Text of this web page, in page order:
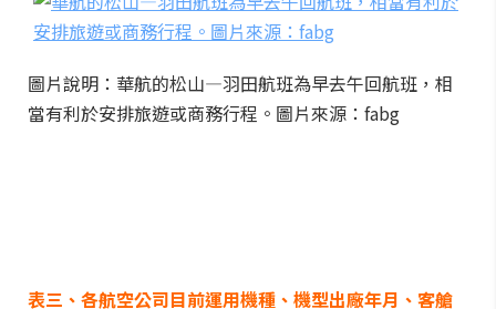
圖片說明：華航的松山—羽田航班為早去午回航班，相
當有利於安排旅遊或商務行程。圖片來源：fabg
表三、各航空公司目前運用機種、機型出廠年月、客艙